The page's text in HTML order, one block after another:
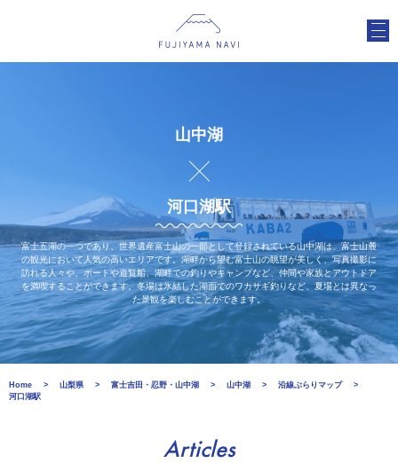
山中湖
河口湖駅
富士五湖の一つであり、世界遺産富士山の一部として登録されている山中湖は、富士山麓
の観光において人気の高いエリアです。湖畔から望む富士山の眺望が美しく、写真撮影に
訪れる人々や、ボートや遊覧船、湖畔での釣りやキャンプなど、仲間や家族とアウトドア
を満喫することができます。冬場は氷結した湖面でのワカサギ釣りなど、夏場とは異なっ
た景観を楽しむことができます。
Home 山梨県 富士吉田・忍野・山中湖 山中湖
沿線ぶらりマップ
河口湖駅
Articles